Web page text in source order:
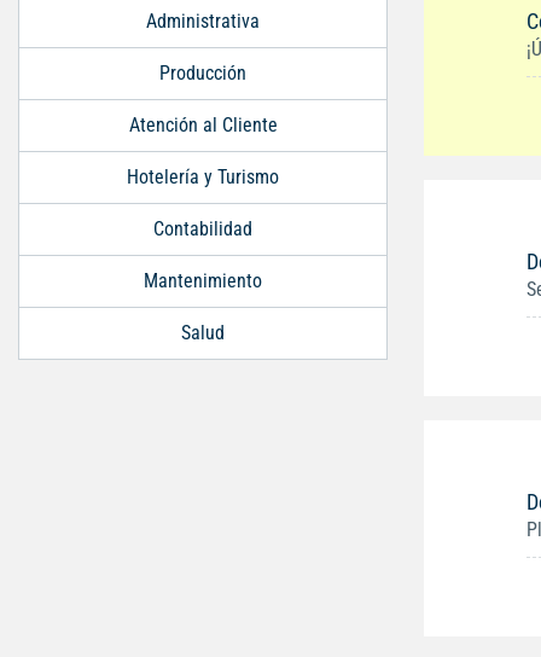
Administrativa
Producción
Atención al Cliente
Hotelería y Turismo
Contabilidad
Mantenimiento
Salud